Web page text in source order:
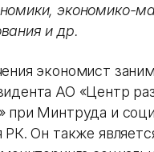
экономико-
и др.
экономист
АО «Центр
при Минтруда и
РК. Он также